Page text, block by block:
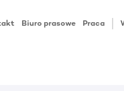
Biuro prasowe Praca